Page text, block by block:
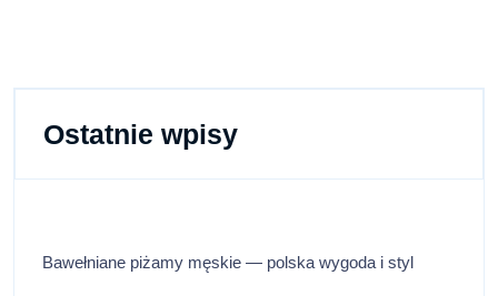
Ostatnie wpisy
Bawełniane piżamy męskie — polska wygoda i styl